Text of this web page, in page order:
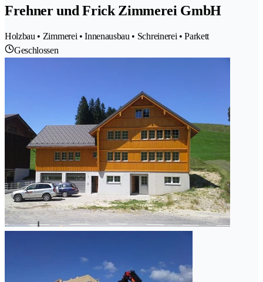
Frehner und Frick Zimmerei GmbH
Holzbau • Zimmerei • Innenausbau • Schreinerei • Parkett
Geschlossen